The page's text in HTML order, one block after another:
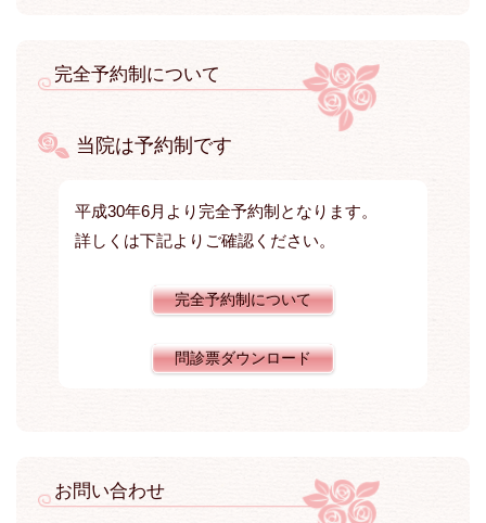
完全予約制について
当院は予約制です
平成30年6月より完全予約制となります。
詳しくは下記よりご確認ください。
完全予約制について
問診票ダウンロード
お問い合わせ